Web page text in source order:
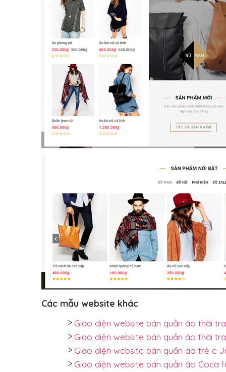
Các mẫu website khác
Giao diện website bán quần áo thời
Giao diện website bán quần áo thời
Giao diện website bán quần áo trẻ e
Giao diện website bán quần áo Coca